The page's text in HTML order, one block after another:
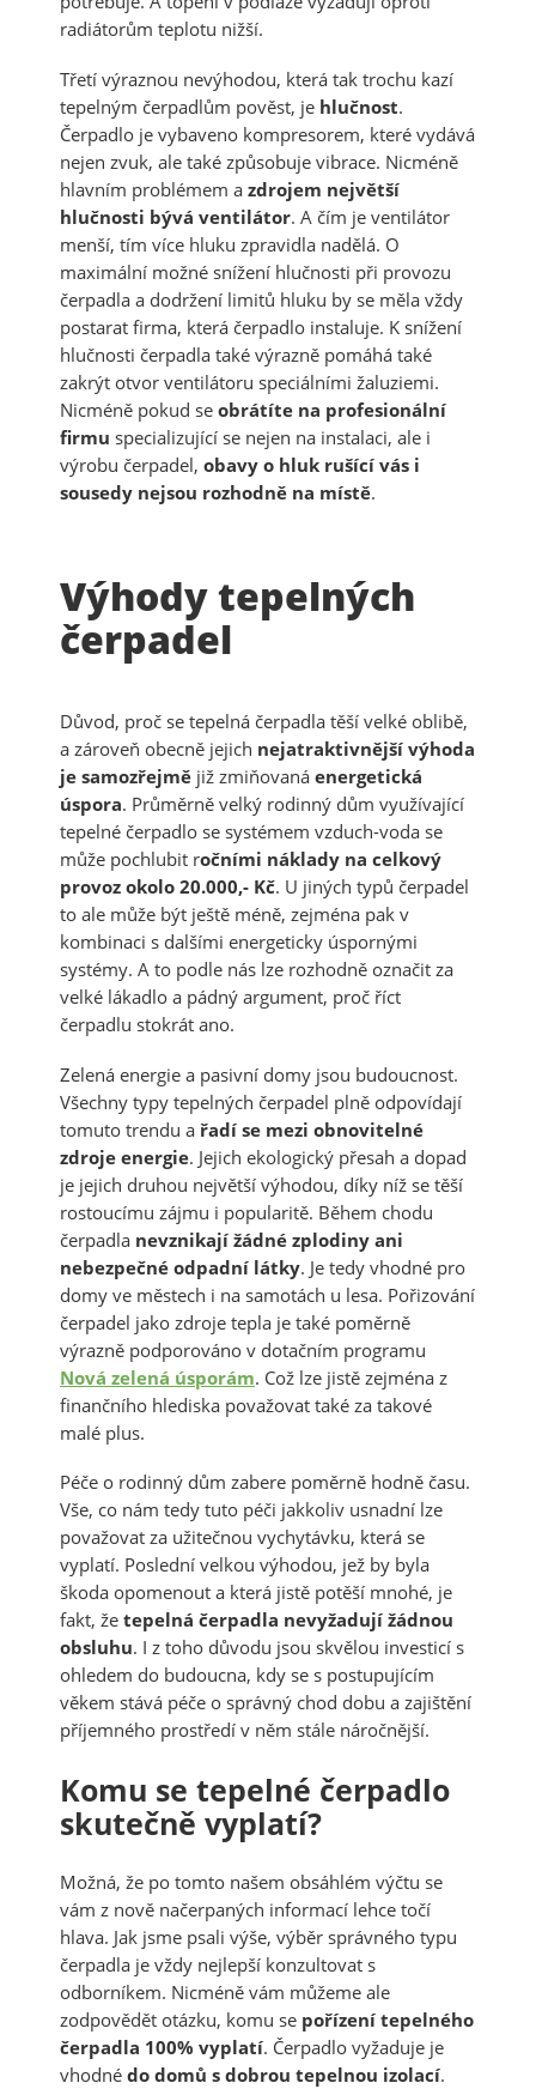
radiátorům teplotu nižší.
Třetí výraznou nevýhodou, která tak trochu kazí
tepelným čerpadlům pověst, je hlučnost.
Čerpadlo je vybaveno kompresorem, které vydává
nejen zvuk, ale také způsobuje vibrace. Nicméně
hlavním problémem a zdrojem největší
hlučnosti bývá ventilátor. A čím je ventilátor
menší, tím více hluku zpravidla nadělá. O
maximální možné snížení hlučnosti při provozu
čerpadla a dodržení limitů hluku by se měla vždy
postarat firma, která čerpadlo instaluje. K snížení
hlučnosti čerpadla také výrazně pomáhá také
zakrýt otvor ventilátoru speciálními žaluziemi.
Nicméně pokud se obrátíte na profesionální
firmu specializující se nejen na instalaci, ale i
výrobu čerpadel, obavy o hluk rušící vás i
sousedy nejsou rozhodně na místě.
Výhody tepelných
čerpadel
Důvod, proč se tepelná čerpadla těší velké oblibě,
a zároveň obecně jejich nejatraktivnější výhoda
je samozřejmě již zmiňovaná energetická
úspora. Průměrně velký rodinný dům využívající
tepelné čerpadlo se systémem vzduch-voda se
může pochlubit ročními náklady na celkový
provoz okolo 20.000,- Kč. U jiných typů čerpadel
to ale může být ještě méně, zejména pak v
kombinaci s dalšími energeticky úspornými
systémy. A to podle nás lze rozhodně označit za
velké lákadlo a pádný argument, proč říct
čerpadlu stokrát ano.
Zelená energie a pasivní domy jsou budoucnost.
Všechny typy tepelných čerpadel plně odpovídají
tomuto trendu a řadí se mezi obnovitelné
zdroje energie. Jejich ekologický přesah a dopad
je jejich druhou největší výhodou, díky níž se těší
rostoucímu zájmu i popularitě. Během chodu
čerpadla nevznikají žádné zplodiny ani
nebezpečné odpadní látky. Je tedy vhodné pro
domy ve městech i na samotách u lesa. Pořizování
čerpadel jako zdroje tepla je také poměrně
výrazně podporováno v dotačním programu
Nová zelená úsporám. Což lze jistě zejména z
finančního hlediska považovat také za takové
malé plus.
Péče o rodinný dům zabere poměrně hodně času.
Vše, co nám tedy tuto péči jakkoliv usnadní lze
považovat za užitečnou vychytávku, která se
vyplatí. Poslední velkou výhodou, jež by byla
škoda opomenout a která jistě potěší mnohé, je
fakt, že tepelná čerpadla nevyžadují žádnou
obsluhu. I z toho důvodu jsou skvělou investicí s
ohledem do budoucna, kdy se s postupujícím
věkem stává péče o správný chod dobu a zajištění
příjemného prostředí v něm stále náročnější.
Komu se tepelné čerpadlo
skutečně vyplatí?
Možná, že po tomto našem obsáhlém výčtu se
vám z nově načerpaných informací lehce točí
hlava. Jak jsme psali výše, výběr správného typu
čerpadla je vždy nejlepší konzultovat s
odborníkem. Nicméně vám můžeme ale
zodpovědět otázku, komu se pořízení tepelného
čerpadla 100% vyplatí. Čerpadlo vyžaduje je
vhodné do domů s dobrou tepelnou izolací.